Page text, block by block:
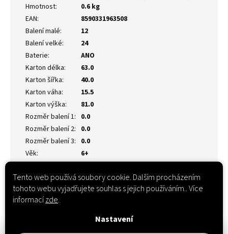
Tento web používá soubory cookie. Dalším procházením
tohoto webu vyjadřujete souhlas s jejich používáním.. Více
informacízde.
Nastavení
Hmotnost:
0.6 kg
EAN:
8590331963508
Balení malé:
12
Balení velké:
24
Baterie:
ANO
Karton délka:
63.0
Karton šířka:
40.0
Karton váha:
15.5
Karton výška:
81.0
Rozměr balení 1: 0.0
Rozměr balení 2: 0.0
Rozměr balení 3: 0.0
Věk: 6+